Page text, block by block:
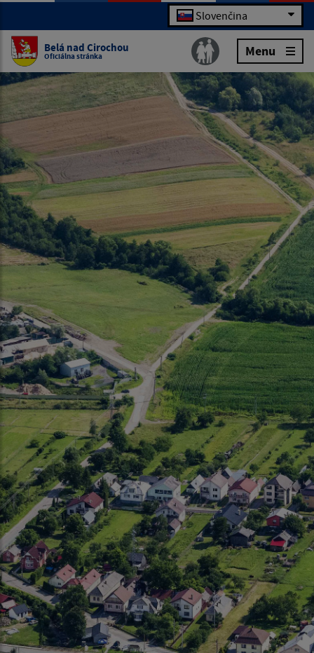
Slovenčina
Belá nad Cirochou
Oficiálna stránka Menu